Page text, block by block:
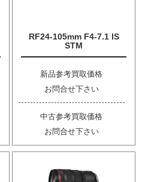
RF24-105mm F4-7.1 IS
STM
新品参考買取価格
お問合せ下さい
中古参考買取価格
お問合せ下さい